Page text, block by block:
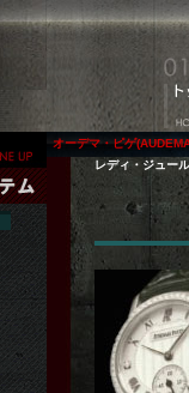
オーデマ・ピゲ
レディ・ジュー